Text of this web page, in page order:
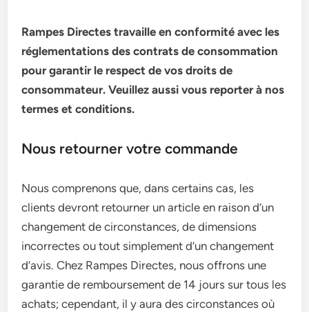
Rampes Directes travaille en conformité avec les
réglementations des contrats de consommation
pour garantir le respect de vos droits de
consommateur. Veuillez aussi vous reporter à nos
termes et conditions.
Nous retourner votre commande
Nous comprenons que, dans certains cas, les
clients devront retourner un article en raison d’un
changement de circonstances, de dimensions
incorrectes ou tout simplement d’un changement
d’avis. Chez Rampes Directes, nous offrons une
garantie de remboursement de 14 jours sur tous les
achats; cependant, il y aura des circonstances où